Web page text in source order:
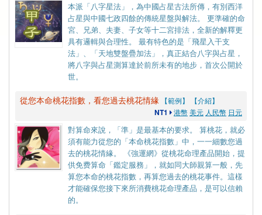
本派「八字星法」，為中國占星古法所傳，有別西洋
占星與中國七政四餘的傳統星盤與解法。 更準確的命
宮、兄弟、夫妻、子女等十二宮排法，全新的解釋更
具有邏輯與合理性。 最有特色的是「飛星入干支
法」、「天地雙盤疊加法」，真正結合八字與占星，
將八字與占星測算達於前所未有的地步，首次公開於
世。
從您本命桃花指數，看您過去桃花情緣 【範例】 【介紹】
NT1 港幣美元 人民幣 日元
對算命來說，「準」是最基本的要求。 算桃花，就必
須有能力從您的「本命桃花指數」中，一一細數您過
去的桃花情緣。 《強運網》從桃花命理產品開始，提
供免费算命「鑑定服務」，就如同大師親算一般，先
算您本命的桃花指數，再算您過去的桃花事件。這樣
才能確保您接下來所消費桃花命理產品，是可以信賴
的。